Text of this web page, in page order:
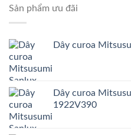
Sản phẩm ưu đãi
Dây curoa
Dây curoa
1922V390